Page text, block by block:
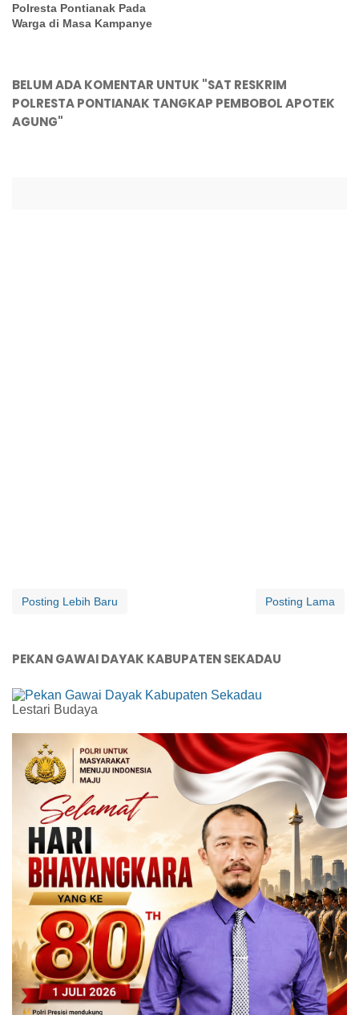
Polresta Pontianak Pada
Warga di Masa Kampanye
BELUM ADA KOMENTAR UNTUK "SAT RESKRIM
POLRESTA PONTIANAK TANGKAP PEMBOBOL APOTEK
AGUNG"
Posting Lebih Baru Posting Lama
PEKAN GAWAI DAYAK KABUPATEN SEKADAU
Lestari Budaya